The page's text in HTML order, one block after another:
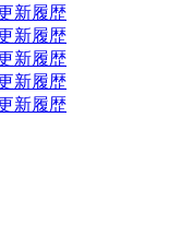
新履歴
新履歴
新履歴
新履歴
新履歴